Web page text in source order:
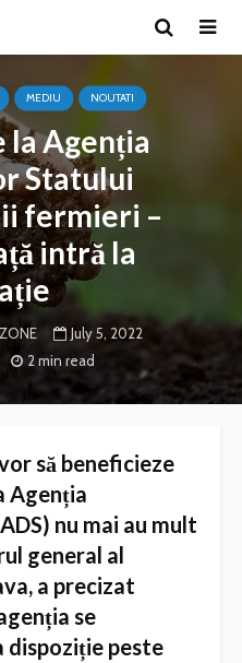
MEDIU NOUTATI
la Agenția
Statului
fermieri –
intră la
July 5, 2022
2 min read
să beneficieze
Agenția
nu mai au mult
general al
a precizat
se
dispoziție peste